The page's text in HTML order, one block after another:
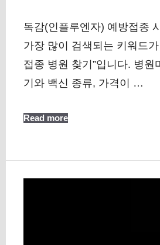
독감(인플루엔자) 예방접종
가장 많이 검색되는 키워드
접종 병원 찾기”입니다. 병원
기와 백신 종류, 가격이 …
Read more